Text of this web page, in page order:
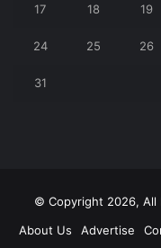
17 18 19
24 25 26
31
© Copyright 2026, All
About Us
Advertise